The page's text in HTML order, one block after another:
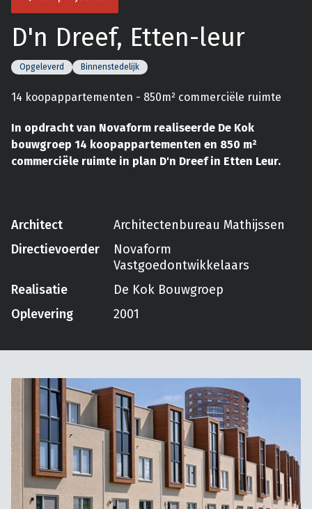
D'n Dreef, Etten-leur
Opgeleverd Binnenstedelijk
14 koopappartementen - 850m² commerciële ruimte
In opdracht van Novaform realiseerde De Kok
bouwgroep 14 koopappartementen en 850 m²
commerciële ruimte in plan D'n Dreef in Etten Leur.
Architect
Architectenbureau Mathijssen
Directievoerder
Novaform
Vastgoedontwikkelaars
Realisatie
De Kok Bouwgroep
Oplevering
2001